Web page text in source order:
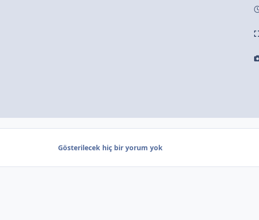
Gösterilecek hiç bir yorum yok